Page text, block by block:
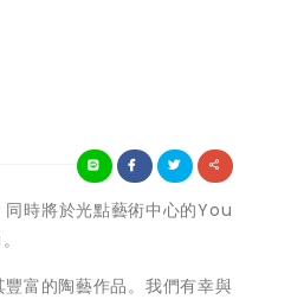
時將於光點藝術中心的You
富的陶藝作品。我們有幸與